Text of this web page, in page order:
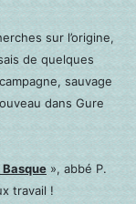
sur l’origine,
de quelques
sauvage
dans Gure
», abbé P.
travail !